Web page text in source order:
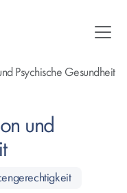
Psychische Gesundheit
und